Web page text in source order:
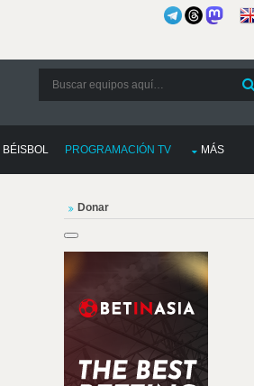
BÉISBOL PROGRAMACIÓN TV MÁS
Donar